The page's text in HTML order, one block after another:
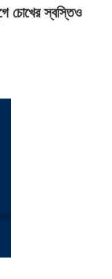
চোখের স্বস্তিও